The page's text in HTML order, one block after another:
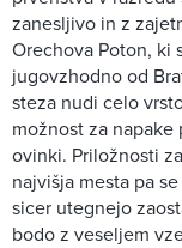
zanesljivo in z
Orechova Poton, ki
jugovzhodno od
steza nudi celo
možnost za
ovinki. Priložnosti
najvišja mesta pa
sicer utegnejo
bodo z veseljem